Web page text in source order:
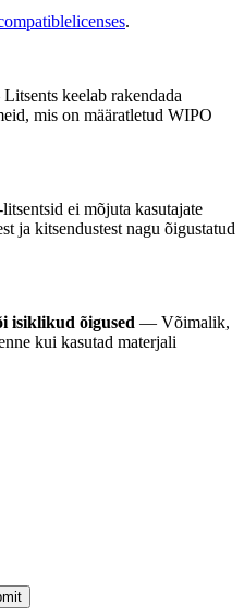
.
keelab rakendada
mis on määratletud WIPO
ei mõjuta kasutajate
ja kitsendustest nagu õigustatud
isiklikud õigused — Võimalik,
kui kasutad materjali